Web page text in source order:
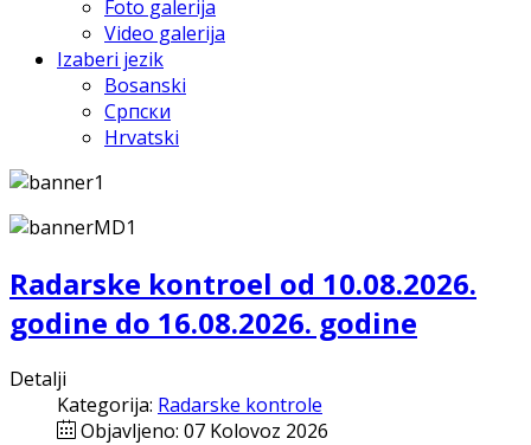
Foto galerija
Video galerija
Izaberi jezik
Bosanski
Српски
Hrvatski
Radarske kontroel od 10.08.2026.
godine do 16.08.2026. godine
Detalji
Kategorija: Radarske kontrole
Objavljeno: 07 Kolovoz 2026